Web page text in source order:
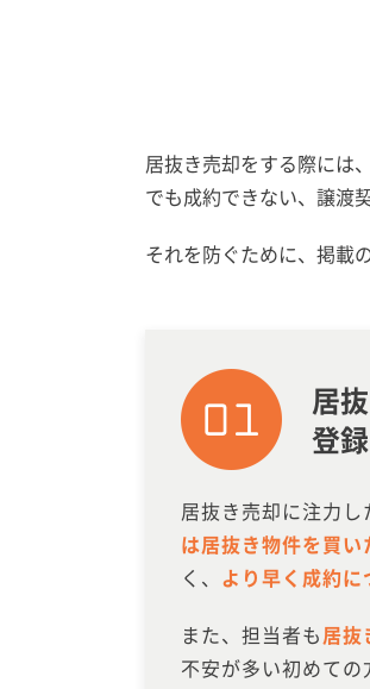
居抜き売却をする際には
でも成約できない、譲渡
それを防ぐために、掲載
居
登
居抜き売却に注力し
は居抜き物件を買
く、 より早く成約に
また、担当者も居抜
不安が多い初めて